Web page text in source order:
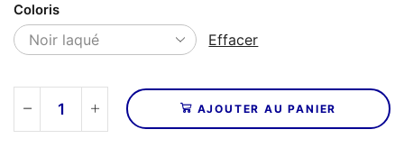
Coloris
Effacer
quantité
de
AJOUTER AU PANIER